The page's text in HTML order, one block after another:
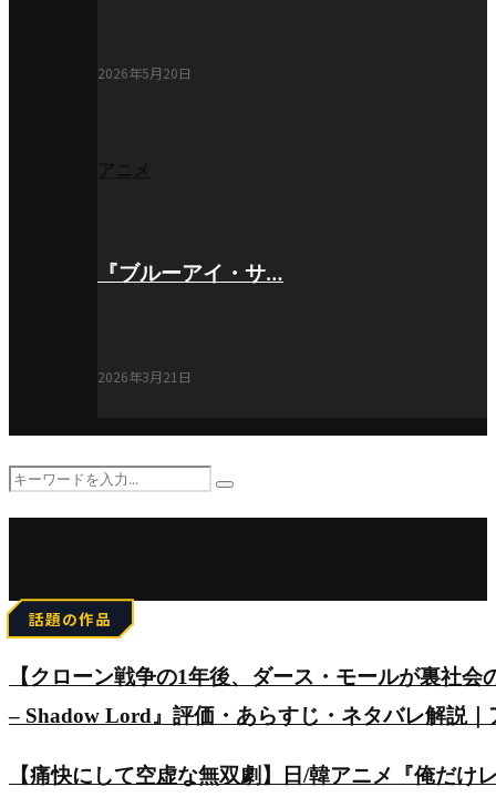
2026年5月20日
『ブルーアイ・サ…
2026年3月21日
Search
Search
話題の作品
【クローン戦争の1年後、ダース・モールが裏社
– Shadow Lord』評価・あらすじ・ネタバレ解説
【痛快にして空虚な無双劇】日/韓アニメ『俺だ